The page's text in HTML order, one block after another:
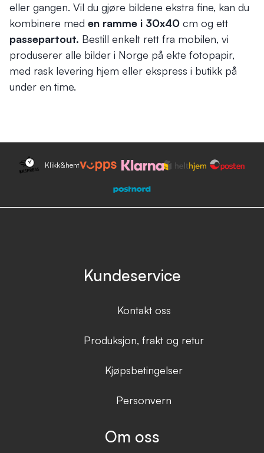
eller gangen. Vil du gjøre bildene ekstra fine, kan du
kombinere med en ramme i 30x40 cm og ett
passepartout. Bestill enkelt rett fra mobilen, vi
produserer alle bilder i Norge på ekte fotopapir,
med rask levering hjem eller ekspress i butikk på
under en time.
Klikk&hent
Kundeservice
Kontakt oss
Produksjon, frakt og retur
Kjøpsbetingelser
Personvern
Om oss